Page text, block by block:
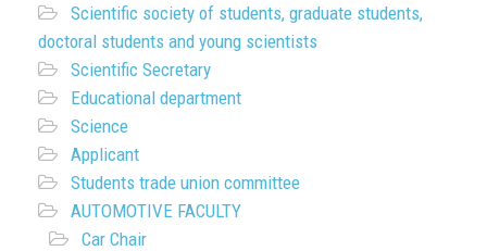
Scientific society of students, graduate students,
doctoral students and young scientists
Scientific Secretary
Educational department
Science
Applicant
Students trade union committee
AUTOMOTIVE FACULTY
Car Chair